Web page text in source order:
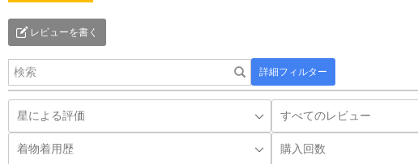
レビューを書く
詳細フィルター